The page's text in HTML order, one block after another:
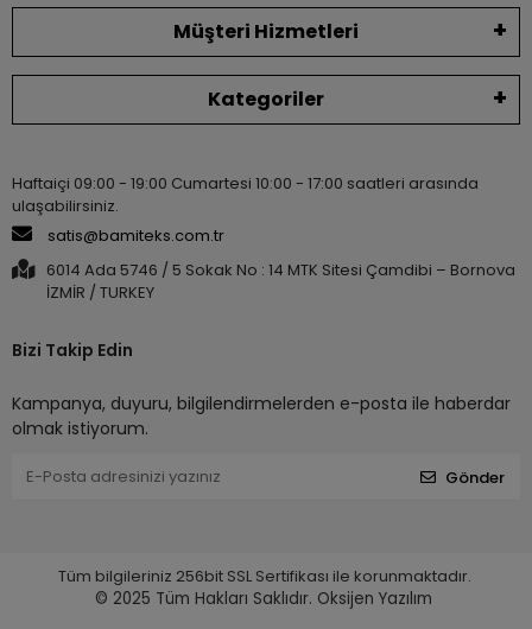
Müşteri Hizmetleri
Kategoriler
Haftaiçi 09:00 - 19:00 Cumartesi 10:00 - 17:00 saatleri arasında
ulaşabilirsiniz.
satis@bamiteks.com.tr
6014 Ada 5746 / 5 Sokak No : 14 MTK Sitesi Çamdibi – Bornova
İZMİR / TURKEY
Bizi Takip Edin
Kampanya, duyuru, bilgilendirmelerden e-posta ile haberdar
olmak istiyorum.
Gönder
Tüm bilgileriniz 256bit SSL Sertifikası ile korunmaktadır.
© 2025 Tüm Hakları Saklıdır. Oksijen Yazılım